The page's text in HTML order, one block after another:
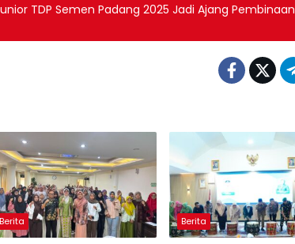
TDP Semen Padang 2025 Jadi Ajang Pembinaan
Berita Berita